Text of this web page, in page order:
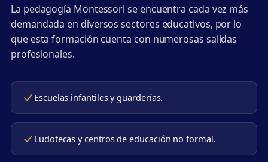
La pedagogía Montessori se encuentra cada vez más
demandada en diversos sectores educativos, por lo
que esta formación cuenta con numerosas salidas
profesionales.
Escuelas infantiles y guarderías.
Ludotecas y centros de educación no formal.